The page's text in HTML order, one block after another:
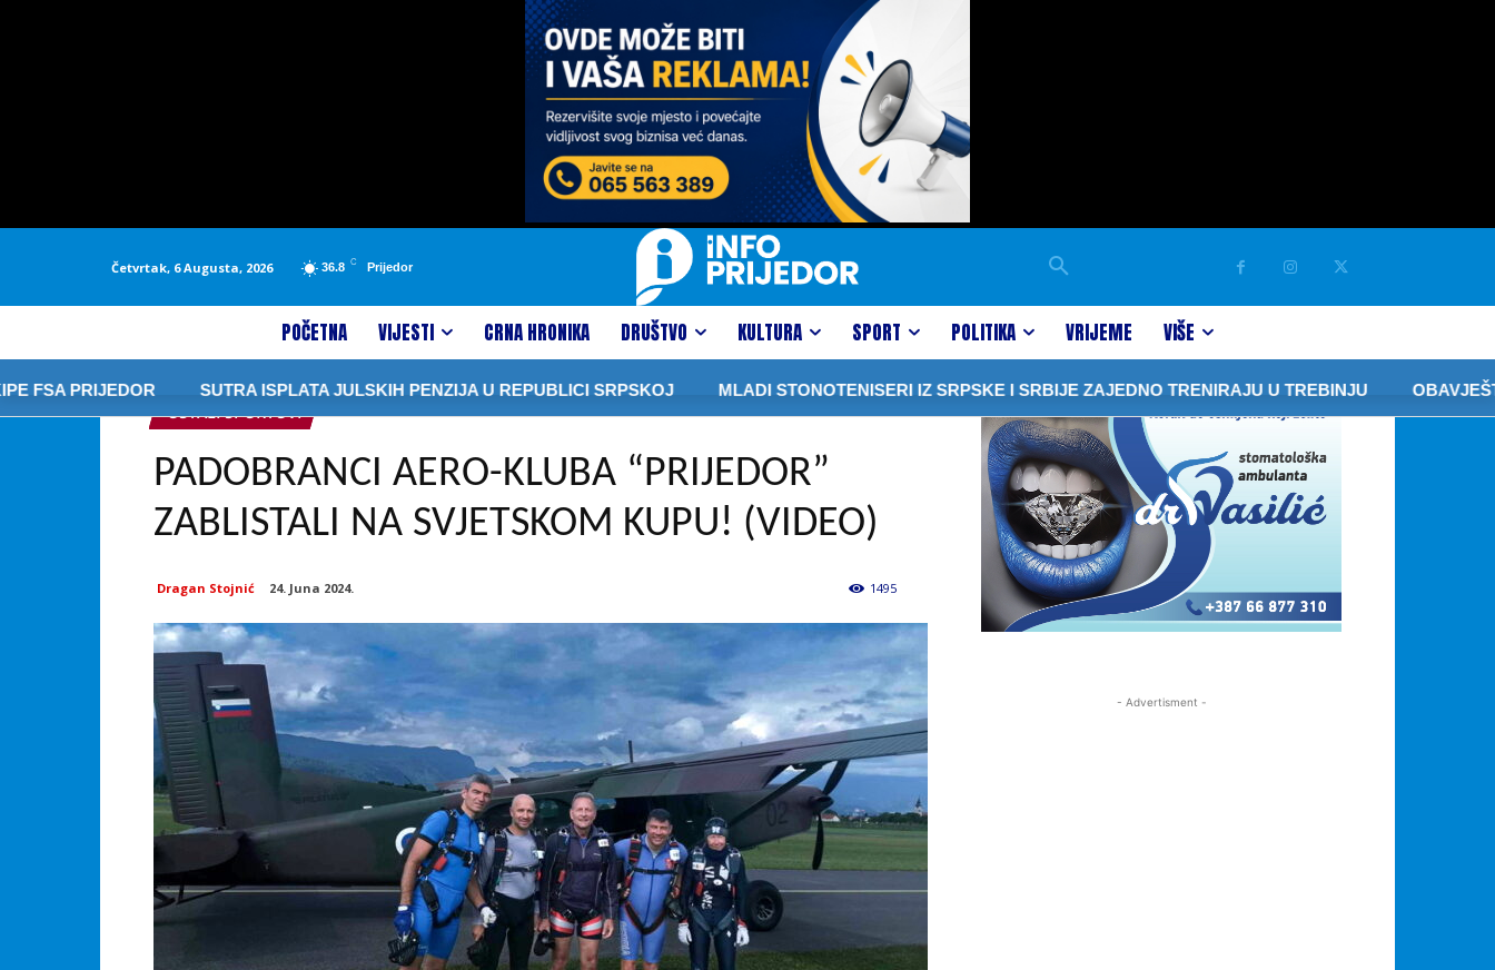
Četvrtak, 6 Augusta, 2026 36.8 C Prijedor
POČETNA VIJESTI CRNA HRONIKA DRUŠTVO KULTURA SPORT POLITIKA VRIJEME VIŠE
SUTRA ISPLATA JULSKIH PENZIJA U REPUBLICI SRPSKOJ MLADI STONOTENISERI IZ SRPSKE I SRBIJE ZAJEDNO TRENIRAJU U TREBINJU OBAVJEŠTENJE IZ
OSTALI SPORTOVI
PADOBRANCI AERO-KLUBA “PRIJEDOR”
ZABLISTALI NA SVJETSKOM KUPU! (VIDEO)
Dragan Stojnić 24. Juna 2024. 1495
- Advertisment -